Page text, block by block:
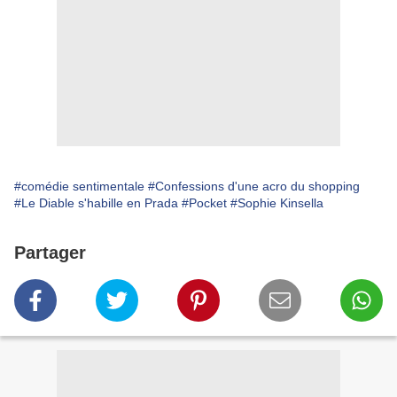
#comédie sentimentale #Confessions d'une acro du shopping
#Le Diable s'habille en Prada #Pocket #Sophie Kinsella
Partager